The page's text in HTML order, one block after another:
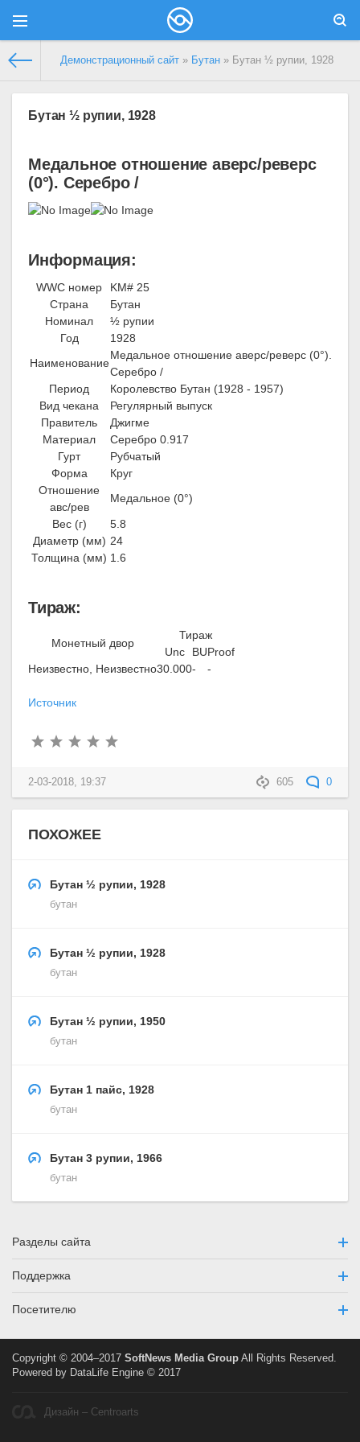
Демонстрационный сайт » Бутан » Бутан ½ рупии, 1928
Бутан ½ рупии, 1928
Медальное отношение аверс/реверс
(0°). Серебро /
Информация:
WWC номер
KM# 25
Страна
Бутан
Номинал
½ рупии
Год
1928
Наименование
Медальное отношение аверс/реверс (0°).
Серебро /
Период
Королевство Бутан (1928 - 1957)
Вид чекана
Регулярный выпуск
Правитель
Джигме
Материал
Серебро 0.917
Гурт
Рубчатый
Форма
Круг
Отношение
авс/рев
Медальное (0°)
Вес (г)
5.8
Диаметр (мм) 24
Толщина (мм) 1.6
Тираж:
Монетный двор
Тираж
Unc
BUProof
Неизвестно, Неизвестно30.000- -
Источник
605 0
2-03-2018, 19:37
ПОХОЖЕЕ
Бутан ½ рупии, 1928
бутан
Бутан ½ рупии, 1928
бутан
Бутан ½ рупии, 1950
бутан
Бутан 1 пайс, 1928
бутан
Бутан 3 рупии, 1966
бутан
Разделы сайта
Поддержка
Посетителю
Copyright © 2004–2017 SoftNews Media Group All Rights Reserved.
Powered by DataLife Engine © 2017
Дизайн – Centroarts